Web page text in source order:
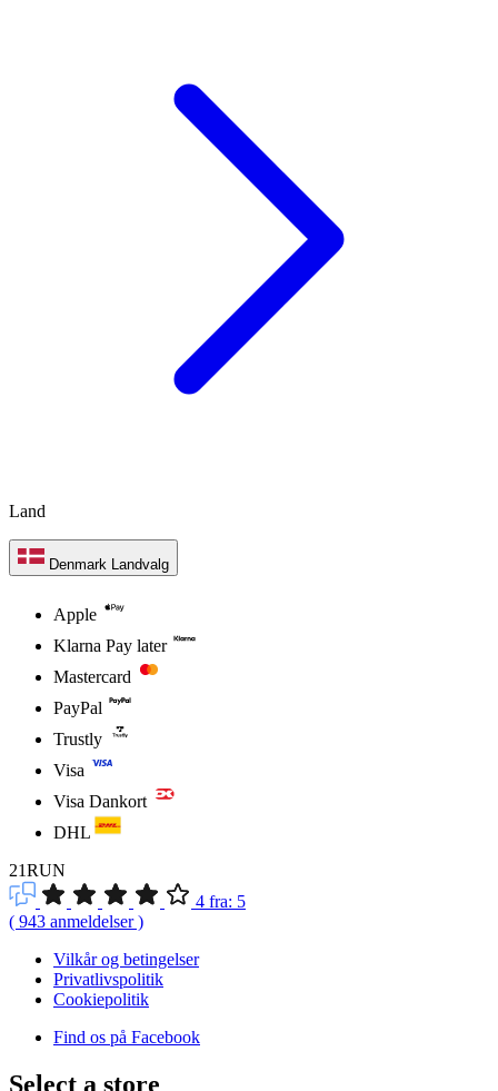
Land
Denmark Landvalg
Apple
Klarna Pay later
Mastercard
PayPal
Trustly
Visa
Visa Dankort
DHL
21RUN
4 fra: 5
( 943 anmeldelser)
Vilkår og betingelser
Privatlivspolitik
Cookiepolitik
Find os på Facebook
Select a store